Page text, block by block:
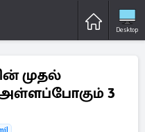
Desktop
முதல்
3